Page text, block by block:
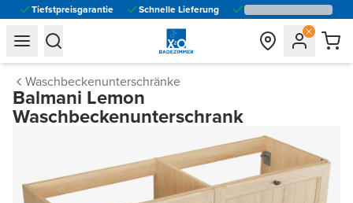
Tiefstpreisgarantie Schnelle Lieferung
general.navigation.toggle_menu.label
general.navigation.toggle_menu.label
Waschbeckenunterschränke
Balmani Lemon
Waschbeckenunterschrank